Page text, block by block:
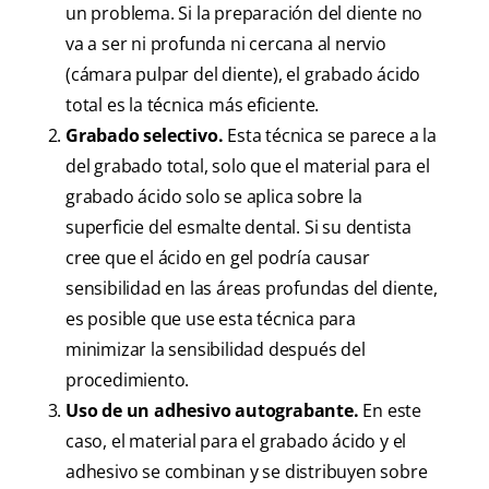
un problema. Si la preparación del diente no
va a ser ni profunda ni cercana al nervio
(cámara pulpar del diente), el grabado ácido
total es la técnica más eficiente.
Grabado selectivo. Esta técnica se parece a la
del grabado total, solo que el material para el
grabado ácido solo se aplica sobre la
superficie del esmalte dental. Si su dentista
cree que el ácido en gel podría causar
sensibilidad en las áreas profundas del diente,
es posible que use esta técnica para
minimizar la sensibilidad después del
procedimiento.
Uso de un adhesivo autograbante. En este
caso, el material para el grabado ácido y el
adhesivo se combinan y se distribuyen sobre